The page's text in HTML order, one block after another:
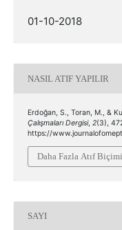
01-10-2018
NASIL ATIF YAPILIR
Erdoğan, S., Toran, M., &
Çalışmaları Dergisi, 2(3),
https://
Daha Fazla Atıf Biçimi
SAYI